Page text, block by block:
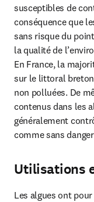
susceptibles de
conséquence que
sans risque du
la qualité de
En France, la
sur le littoral
non polluées. De
contenus dans les
généralement
comme sans
Utilisations
Les algues ont